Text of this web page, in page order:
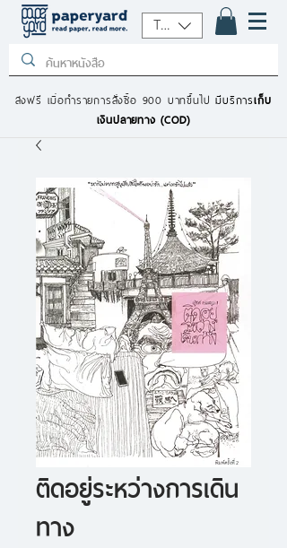
THB (฿)
ส่งฟรี เมื่อทำรายการสั่งซื้อ 900 บาทขึ้นไปมีบริการเก็บ
เงินปลายทาง (COD)
ติดอยู่ระหว่างการเดิน
ทาง